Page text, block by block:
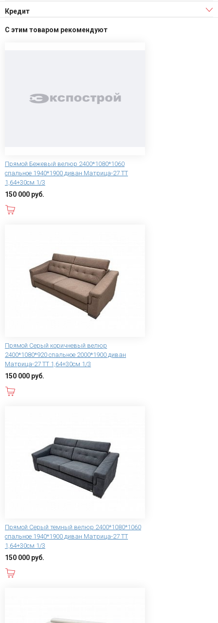
Кредит
С этим товаром рекомендуют
Прямой Бежевый велюр 2400*1080*1060
спальное 1940*1900 диван Матрица-27 ТТ
1,64+30см 1/3
150 000 руб.
Прямой Серый коричневый велюр
2400*1080*920 спальное 2000*1900 диван
Матрица-27 ТТ 1,64+30см 1/3
150 000 руб.
Прямой Серый темный велюр 2400*1080*1060
спальное 1940*1900 диван Матрица-27 ТТ
1,64+30см 1/3
150 000 руб.